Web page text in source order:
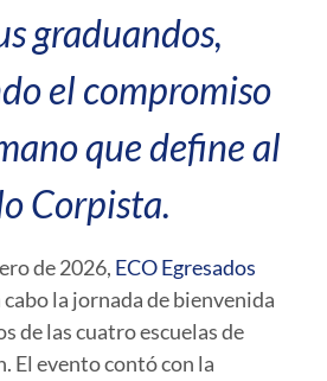
graduandos,
el compromiso
que define al
Corpista.
de 2026, ECO Egresados
cabo la jornada de bienvenida
de las cuatro escuelas de
El evento contó con la